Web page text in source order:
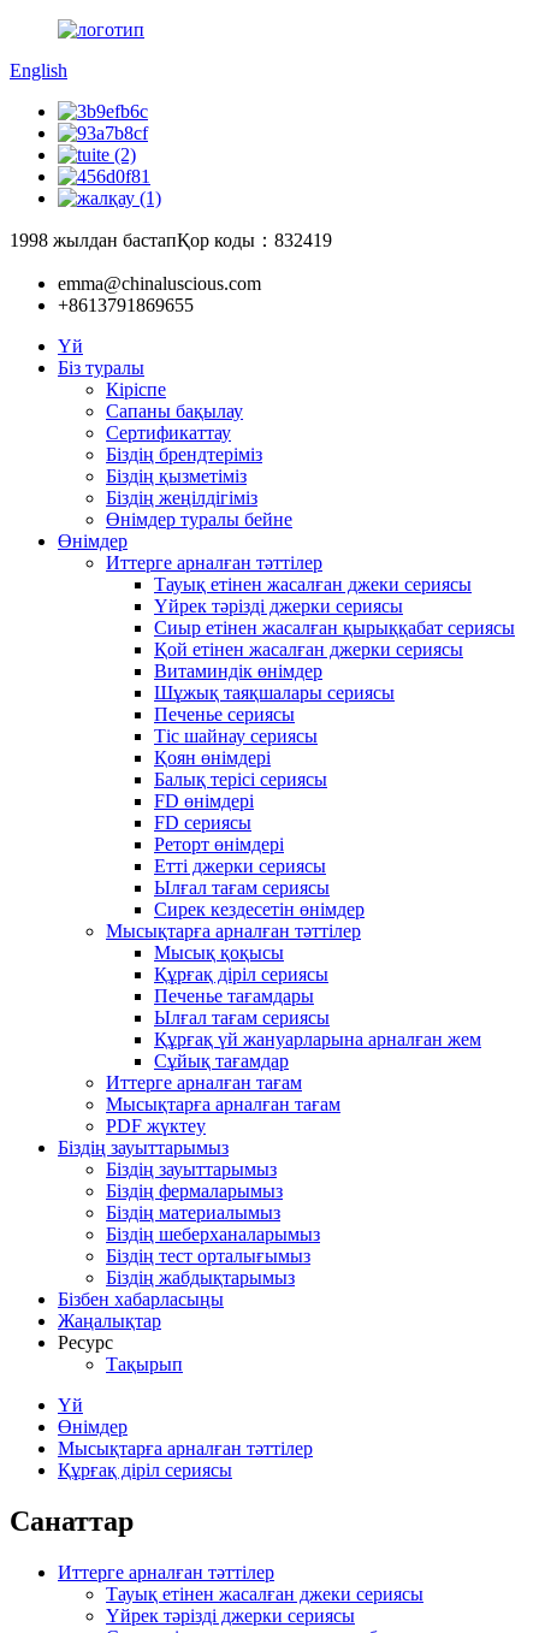
English
1998 жылдан бастапҚор коды：832419
emma@chinaluscious.com
+8613791869655
Үй
Біз туралы
Кіріспе
Сапаны бақылау
Сертификаттау
Біздің брендтеріміз
Біздің қызметіміз
Біздің жеңілдігіміз
Өнімдер туралы бейне
Өнімдер
Иттерге арналған тәттілер
Тауық етінен жасалған джеки сериясы
Үйрек тәрізді джерки сериясы
Сиыр етінен жасалған қырыққабат сериясы
Қой етінен жасалған джерки сериясы
Витаминдік өнімдер
Шұжық таяқшалары сериясы
Печенье сериясы
Тіс шайнау сериясы
Қоян өнімдері
Балық терісі сериясы
FD өнімдері
FD сериясы
Реторт өнімдері
Етті джерки сериясы
Ылғал тағам сериясы
Сирек кездесетін өнімдер
Мысықтарға арналған тәттілер
Мысық қоқысы
Құрғақ діріл сериясы
Печенье тағамдары
Ылғал тағам сериясы
Құрғақ үй жануарларына арналған жем
Сұйық тағамдар
Иттерге арналған тағам
Мысықтарға арналған тағам
PDF жүктеу
Біздің зауыттарымыз
Біздің зауыттарымыз
Біздің фермаларымыз
Біздің материалымыз
Біздің шеберханаларымыз
Біздің тест орталығымыз
Біздің жабдықтарымыз
Бізбен хабарласыңы
Жаңалықтар
Ресурс
Тақырып
Үй
Өнімдер
Мысықтарға арналған тәттілер
Құрғақ діріл сериясы
Санаттар
Иттерге арналған тәттілер
Тауық етінен жасалған джеки сериясы
Үйрек тәрізді джерки сериясы